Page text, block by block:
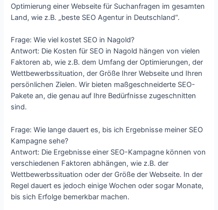
Optimierung einer Webseite für Suchanfragen im gesamten
Land, wie z.B. „beste SEO Agentur in Deutschland“.
Frage: Wie viel kostet SEO in Nagold?
Antwort: Die Kosten für SEO in Nagold hängen von vielen
Faktoren ab, wie z.B. dem Umfang der Optimierungen, der
Wettbewerbssituation, der Größe Ihrer Webseite und Ihren
persönlichen Zielen. Wir bieten maßgeschneiderte SEO-
Pakete an, die genau auf Ihre Bedürfnisse zugeschnitten
sind.
Frage: Wie lange dauert es, bis ich Ergebnisse meiner SEO
Kampagne sehe?
Antwort: Die Ergebnisse einer SEO-Kampagne können von
verschiedenen Faktoren abhängen, wie z.B. der
Wettbewerbssituation oder der Größe der Webseite. In der
Regel dauert es jedoch einige Wochen oder sogar Monate,
bis sich Erfolge bemerkbar machen.